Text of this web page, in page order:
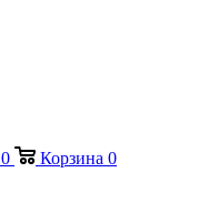
0 Корзина 0